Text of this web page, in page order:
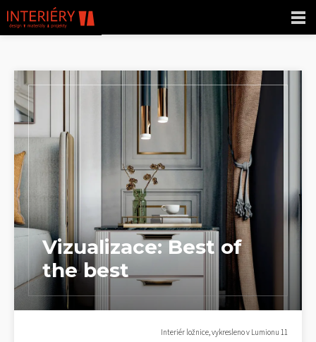
Vizualizace: Best of
the best
Interiér ložnice, vykresleno v Lumionu 11